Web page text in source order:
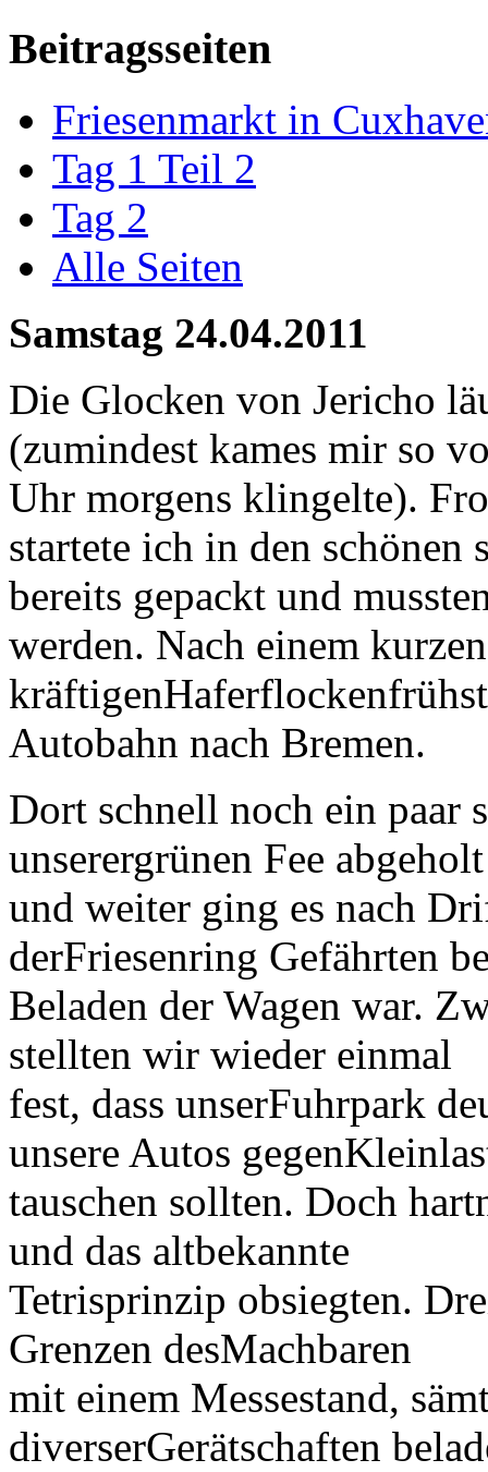
Beitragsseiten
Friesenmarkt in
Tag 1 Teil 2
Tag 2
Alle Seiten
Samstag 24.04.2011
Die Glocken von Jericho
(zumindest kames mir so
Uhr morgens klingelte).
startete ich in den schönen
bereits gepackt und
werden. Nach einem
Autobahn nach Bremen.
Dort schnell noch ein paar
unserergrünen Fee abgeholt
und weiter ging es nach
derFriesenring Gefährten
Beladen der Wagen war.
stellten wir wieder einmal
fest, dass unserFuhrpark
unsere Autos
tauschen sollten. Doch
und das altbekannte
Tetrisprinzip obsiegten.
Grenzen desMachbaren
mit einem Messestand,
diverserGerätschaften